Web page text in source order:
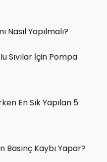
Nasıl Yapılmalı?
Sıvılar İçin Pompa
En Sık Yapılan 5
Kaybı Yapar?